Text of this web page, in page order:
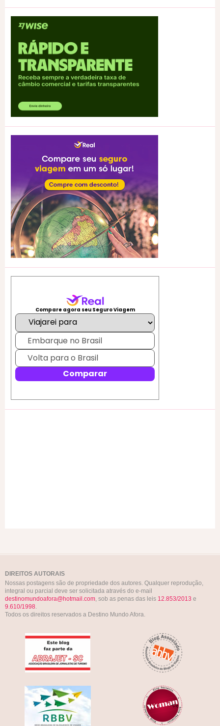
DIREITOS AUTORAIS
Nossas postagens são de propriedade dos autores. Qualquer reprodução,
integral ou parcial deve ser solicitada através do e-mail
destinomundoafora@hotmail.com, sob as penas das leis 12.853/2013 e
9.610/1998.
Todos os direitos reservados a Destino Mundo Afora.